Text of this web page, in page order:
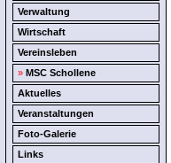
Verwaltung
Wirtschaft
Vereinsleben
» MSC Schollene
Aktuelles
Veranstaltungen
Foto-Galerie
Links